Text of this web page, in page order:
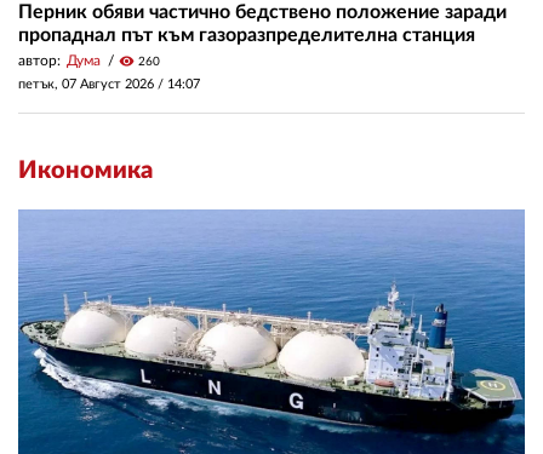
Перник обяви частично бедствено положение заради
пропаднал път към газоразпределителна станция
автор: Дума visibility 260
петък, 07 Август 2026 / 14:07
Икономика